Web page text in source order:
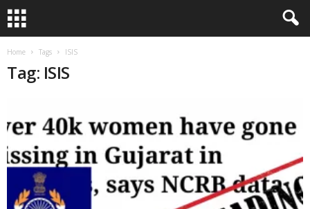
Home Tags ISIS
Tag: ISIS